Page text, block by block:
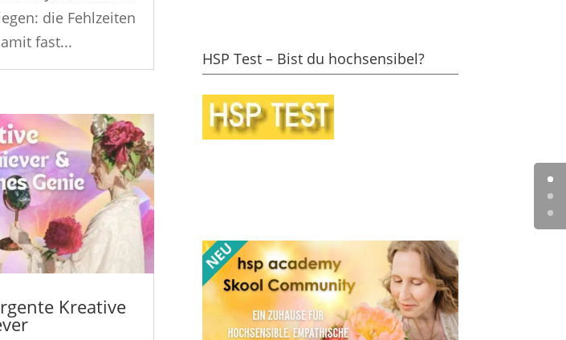
die Fehlzeiten
fast...
Kreative
HSP Test – Bist du hochsensibel?